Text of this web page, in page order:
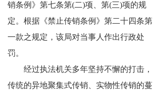
销条例》第七条第(二)项、第(三)项的规
定。根据《禁止传销条例》第二十四条第
一款之规定，该局对当事人作出行政处
罚。
经过执法机关多年坚持不懈的打击，
传统的异地聚集式传销、实物性传销的蔓